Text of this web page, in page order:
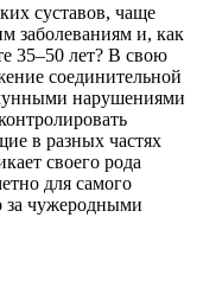
суставов, чаще
заболеваниям и, как
35–50 лет? В свою
соединительной
нарушениями
в разных частях
своего рода
для самого
за чужеродными